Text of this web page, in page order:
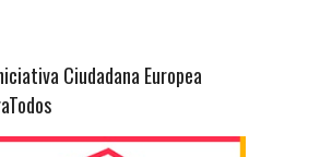
Ciudadana Europea